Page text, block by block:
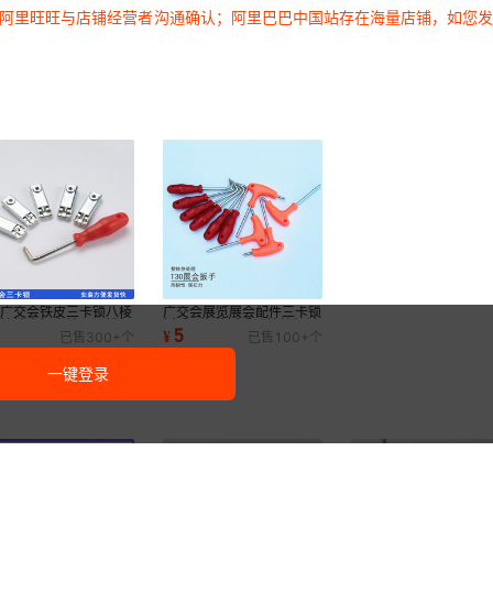
旺旺与店铺经营者沟通确认；阿里巴巴中国站存在海量店铺，如您
交会铁皮三卡锁八棱
已售 300+ 个
广交会展览展会配件三卡锁
扳手 L梅花扳手八棱柱标摊
展会安装工具
¥ 5 已售 100+ 个
一键登录